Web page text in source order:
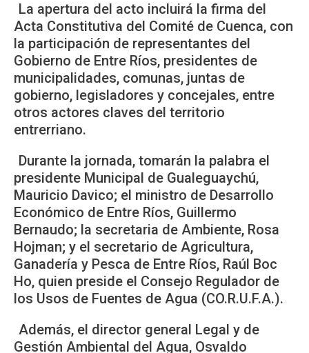
La apertura del acto incluirá la firma del
Acta Constitutiva del Comité de Cuenca, con
la participación de representantes del
Gobierno de Entre Ríos, presidentes de
municipalidades, comunas, juntas de
gobierno, legisladores y concejales, entre
otros actores claves del territorio
entrerriano.
Durante la jornada, tomarán la palabra el
presidente Municipal de Gualeguaychú,
Mauricio Davico; el ministro de Desarrollo
Económico de Entre Ríos, Guillermo
Bernaudo; la secretaria de Ambiente, Rosa
Hojman; y el secretario de Agricultura,
Ganadería y Pesca de Entre Ríos, Raúl Boc
Ho, quien preside el Consejo Regulador de
los Usos de Fuentes de Agua (CO.R.U.F.A.).
Además, el director general Legal y de
Gestión Ambiental del Agua, Osvaldo